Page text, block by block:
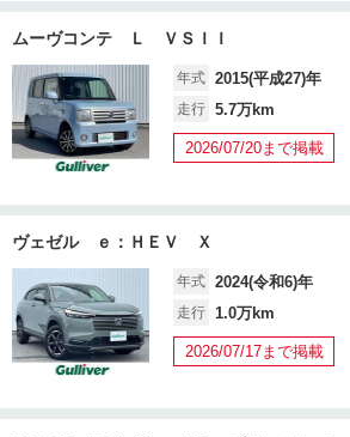
ムーヴコンテ Ｌ ＶＳＩＩ
年式 2015(平成27)年
走行 5.7万km
2026/07/20まで掲載
ヴェゼル ｅ：ＨＥＶ Ｘ
年式 2024(令和6)年
走行 1.0万km
2026/07/17まで掲載